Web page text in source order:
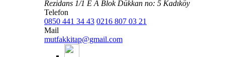
Rezidans 1/1 E A Blok Dükkan no: 5 Kadıköy
Telefon
0850 441 34 43 0216 807 03 21
Mail
mutfakkitap@gmail.com